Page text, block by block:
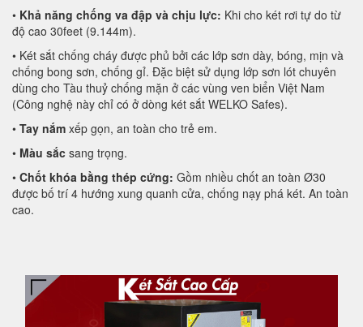
• Khả năng chống va đập và chịu lực: Khi cho két rơi tự do từ
độ cao 30feet (9.144m).
• Két sắt chống cháy được phủ bởi các lớp sơn dày, bóng, mịn và
chống bong sơn, chống gỉ. Đặc biệt sử dụng lớp sơn lót chuyên
dùng cho Tàu thuỷ chống mặn ở các vùng ven biển Việt Nam
(Công nghệ này chỉ có ở dòng két sắt WELKO Safes).
• Tay nắm xếp gọn, an toàn cho trẻ em.
• Màu sắc sang trọng.
• Chốt khóa bằng thép cứng: Gồm nhiều chốt an toàn Ø30
được bố trí 4 hướng xung quanh cửa, chống nạy phá két. An toàn
cao.